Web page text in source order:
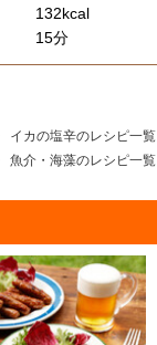
132kcal
15分
イカの塩辛のレシピ一覧
魚介・海藻のレシピ一覧